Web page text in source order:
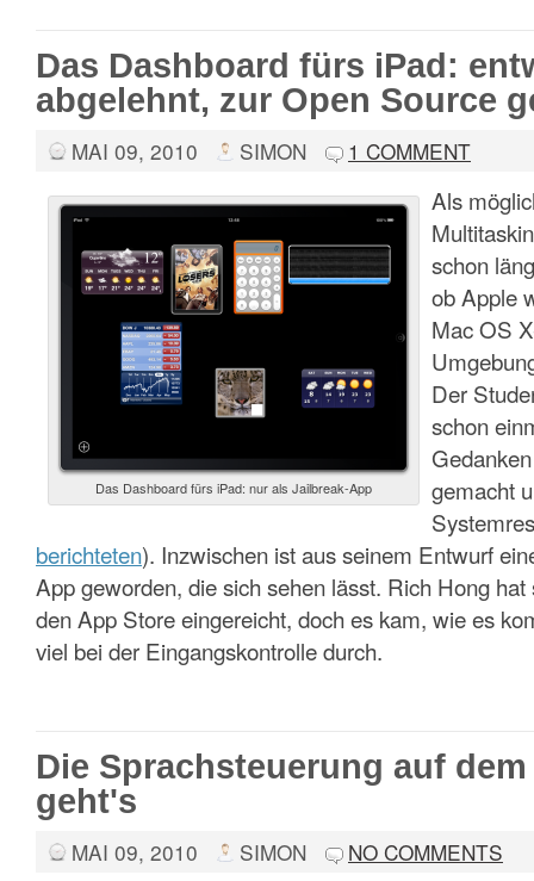
Das Dashboard fürs iPad:
abgelehnt, zur Open Source
MAI 09, 2010 SIMON 1 COMMENT
Das Dashboard fürs iPad: nur als Jailbreak-App
Als
schon
ob Apple
Mac OS
Der
schon
gemacht
berichteten). Inzwischen ist aus seinem Entwurf
App geworden, die sich sehen lässt. Rich Hong
den App Store eingereicht, doch es kam, wie es
viel bei der Eingangskontrolle durch.
Die Sprachsteuerung auf
geht's
MAI 09, 2010 SIMON NO COMMENTS